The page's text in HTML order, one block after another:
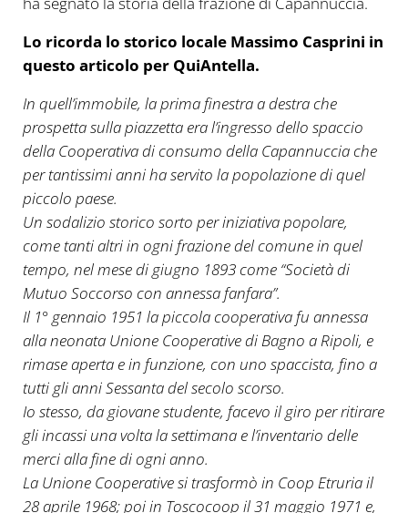
Lo ricorda lo storico locale Massimo Casprini in
questo articolo per QuiAntella.
In quell’immobile, la prima finestra a destra che
prospetta sulla piazzetta era l’ingresso dello spaccio
della Cooperativa di consumo della Capannuccia che
per tantissimi anni ha servito la popolazione di quel
piccolo paese.
Un sodalizio storico sorto per iniziativa popolare,
come tanti altri in ogni frazione del comune in quel
tempo, nel mese di giugno 1893 come “Società di
Mutuo Soccorso con annessa fanfara”.
Il 1° gennaio 1951 la piccola cooperativa fu annessa
alla neonata Unione Cooperative di Bagno a Ripoli, e
rimase aperta e in funzione, con uno spaccista, fino a
tutti gli anni Sessanta del secolo scorso.
Io stesso, da giovane studente, facevo il giro per ritirare
gli incassi una volta la settimana e l’inventario delle
merci alla fine di ogni anno.
La Unione Cooperative si trasformò in Coop Etruria il
28 aprile 1968; poi in Toscocoop il 31 maggio 1971 e,